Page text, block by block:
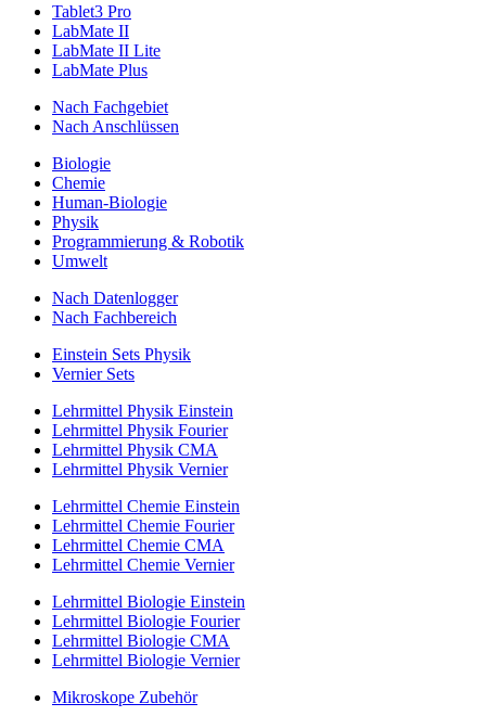
Tablet3 Pro
LabMate II
LabMate II Lite
LabMate Plus
Nach Fachgebiet
Nach Anschlüssen
Biologie
Chemie
Human-Biologie
Physik
Programmierung & Robotik
Umwelt
Nach Datenlogger
Nach Fachbereich
Einstein Sets Physik
Vernier Sets
Lehrmittel Physik Einstein
Lehrmittel Physik Fourier
Lehrmittel Physik CMA
Lehrmittel Physik Vernier
Lehrmittel Chemie Einstein
Lehrmittel Chemie Fourier
Lehrmittel Chemie CMA
Lehrmittel Chemie Vernier
Lehrmittel Biologie Einstein
Lehrmittel Biologie Fourier
Lehrmittel Biologie CMA
Lehrmittel Biologie Vernier
Mikroskope Zubehör